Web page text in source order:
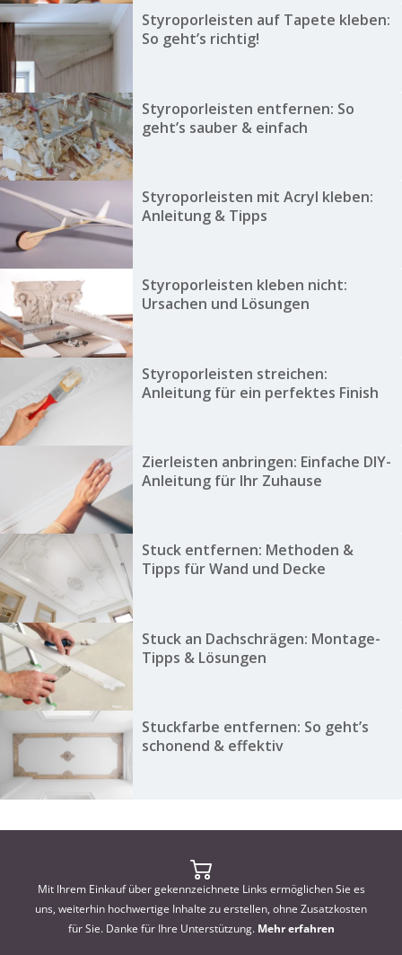
Styroporleisten auf Tapete kleben:
So geht’s richtig!
Styroporleisten entfernen: So
geht’s sauber & einfach
Styroporleisten mit Acryl kleben:
Anleitung & Tipps
Styroporleisten kleben nicht:
Ursachen und Lösungen
Styroporleisten streichen:
Anleitung für ein perfektes Finish
Zierleisten anbringen: Einfache DIY-
Anleitung für Ihr Zuhause
Stuck entfernen: Methoden &
Tipps für Wand und Decke
Stuck an Dachschrägen: Montage-
Tipps & Lösungen
Stuckfarbe entfernen: So geht’s
schonend & effektiv
Mit Ihrem Einkauf über gekennzeichnete Links ermöglichen Sie es
uns, weiterhin hochwertige Inhalte zu erstellen, ohne Zusatzkosten
für Sie. Danke für Ihre Unterstützung. Mehr erfahren